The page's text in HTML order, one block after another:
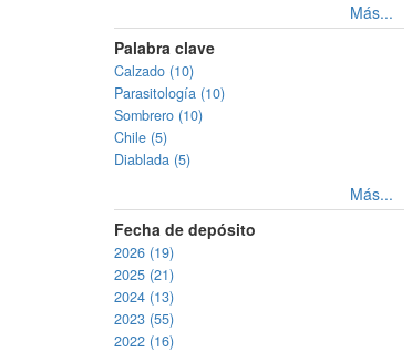
Más...
Palabra clave
Calzado (10)
Parasitología (10)
Sombrero (10)
Chile (5)
Diablada (5)
Más...
Fecha de depósito
2026 (19)
2025 (21)
2024 (13)
2023 (55)
2022 (16)